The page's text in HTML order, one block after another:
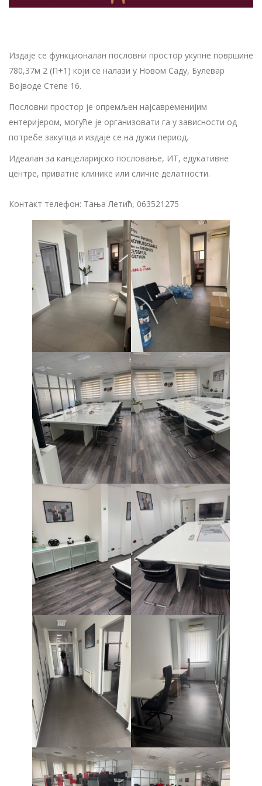
Издаје се функционалан пословни простор укупне површине
780,37м 2 (П+1) који се налази у Новом Саду, Булевар
Војводе Степе 16.
Пословни простор је опремљен најсавременијим
ентеријером, могуће је организовати га у зависности од
потребе закупца и издаје се на дужи период.
Идеалан за канцеларијско пословање, ИТ, едукативне
центре, приватне клинике или сличне делатности.
Контакт телефон: Тања Летић, 063521275